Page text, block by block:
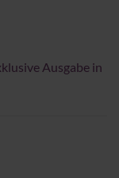
Ausgabe in